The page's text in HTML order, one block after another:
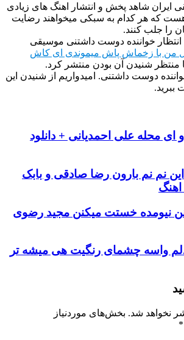
ایران شاهد پخش و انتشار اهنگ های زیادی
هست که هر کدام به سبکی میخواهند رضایت
را جلب کنند.
خواننده دوست داشتنی موسیقی
من با زخماش پاش میموندی ای کاش
منتظر شنیدن آن بودن منتشر کرد.
دوست داشتنی. امیدواریم از شنیدن این
ببرید.
ای محله علی احمدیانی + دانلود
این نم نم بارون رضا صادقی و بابک
اهنگ
نیومده خستت میکنن مجید رضوی
دلم واسه چشمای رنگیت هی میشه تر
نخواهد شد. بخش‌های موردنیاز
*